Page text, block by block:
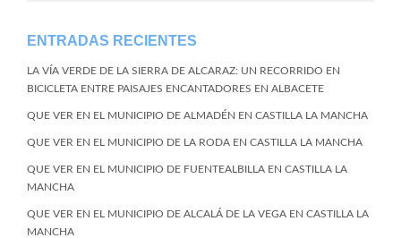
ENTRADAS RECIENTES
LA VÍA VERDE DE LA SIERRA DE ALCARAZ: UN RECORRIDO EN
BICICLETA ENTRE PAISAJES ENCANTADORES EN ALBACETE
QUE VER EN EL MUNICIPIO DE ALMADÉN EN CASTILLA LA MANCHA
QUE VER EN EL MUNICIPIO DE LA RODA EN CASTILLA LA MANCHA
QUE VER EN EL MUNICIPIO DE FUENTEALBILLA EN CASTILLA LA
MANCHA
QUE VER EN EL MUNICIPIO DE ALCALÁ DE LA VEGA EN CASTILLA LA
MANCHA